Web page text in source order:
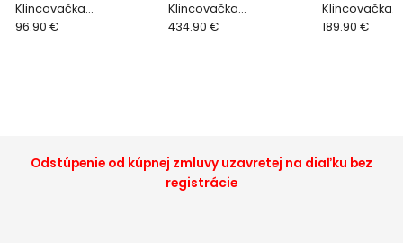
Klincovačka
pneumatická 15-35 mm
96.90 €
Klincovačka
pneumatická 50-90 mm
434.90 €
Klincovačka
pneumatická
189.90 €
Odstúpenie od kúpnej zmluvy uzavretej na diaľku bez
registrácie